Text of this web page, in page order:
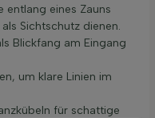
entlang eines Zauns
Sichtschutz dienen.
Blickfang am Eingang
um klare Linien im
für schattige